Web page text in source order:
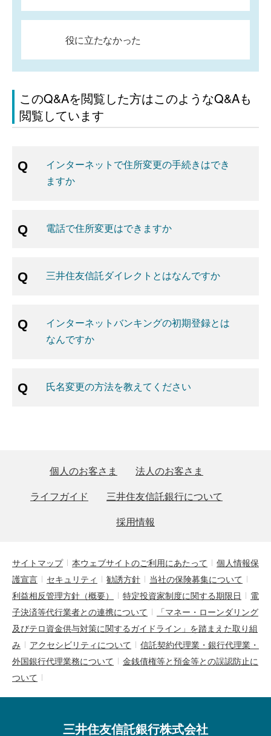
役に立たなかった
このQ&Aを閲覧した方はこのようなQ&Aも
閲覧しています
インターネットで住所変更の手続きはでき
ますか
電話で住所変更はできますか
三井住友信託ダイレクトとはなんですか
インターネットバンキングの初期登録とは
なんですか
氏名変更の方法を教えてください
個人のお客さま
法人のお客さま
ライフガイド
三井住友信託銀行について
採用情報
サイトマップ 本ウェブサイトのご利用にあたって
個人情報保
護宣言
セキュリティ 勧誘方針
当社の保険募集について
利益相反管理方針（概要）
特定投資家制度に関する期限日
電
子決済等代行業者との連携について
「マネー・ローンダリング
及びテロ資金供与対策に関するガイドライン」を踏まえた取り組
み
アクセシビリティについて
信託契約代理業・銀行代理業・
外国銀行代理業務について
金銭債権等と預金等との誤認防止に
ついて
三井住友信託銀行株式会社